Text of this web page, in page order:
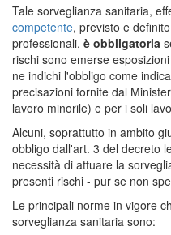
Tale sorveglianza sanitaria,
competente, previsto e
professionali, è obbligatoria
rischi sono emerse
ne indichi l'obbligo come
precisazioni fornite dal
lavoro minorile) e per i soli
Alcuni, soprattutto in ambito
obbligo dall'art. 3 del decreto
necessità di attuare la
presenti rischi - pur se non
Le principali norme in vigore
sorveglianza sanitaria sono: